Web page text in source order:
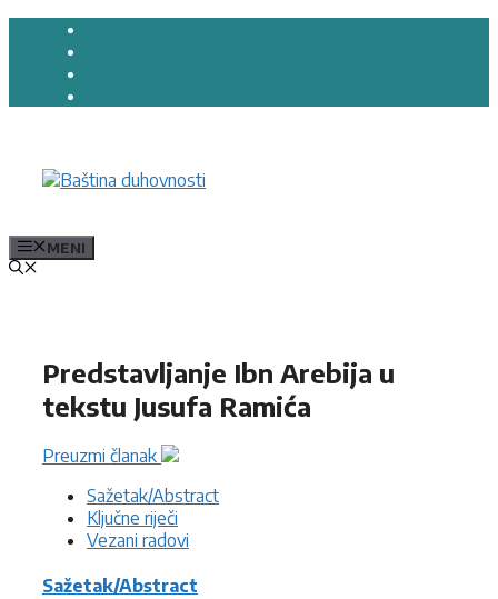
Preskoči
MENI
Predstavljanje Ibn Arebija u
tekstu Jusufa Ramića
Preuzmi članak
Sažetak/Abstract
Ključne riječi
Vezani radovi
Sažetak/Abstract